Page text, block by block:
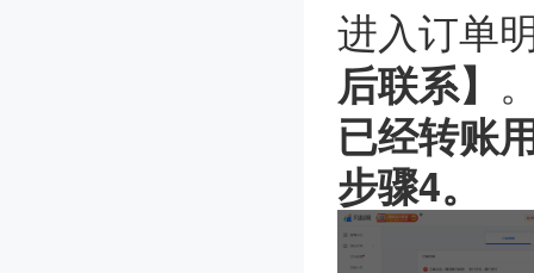
进入订单
后联系】
已经转账
步骤4。